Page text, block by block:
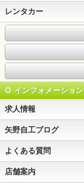
レンタカー
インフォメーション
求人情報
矢野自工ブログ
よくある質問
店舗案内